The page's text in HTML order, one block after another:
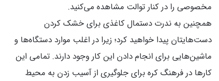
مخصوصی را در کنار توالت مشاهده می‌کنید.
همچنین به ندرت دستمال کاغذی برای خشک کردن
دست‌هایتان پیدا خواهید کرد؛ زیرا در اغلب موارد دستگاه‌ها و
ماشین‌هایی برای انجام دادن این کار وجود دارند. تمامی این‌
کارها در فرهنگ کره برای جلوگیری از آسیب زدن به محیط